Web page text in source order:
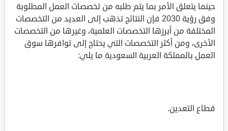
حينما يتعلق الأمر بما يتم طلبه من تخصصات العمل المطلوبة
وفق رؤية 2030 فإن النتائج تذهب إلى العديد من التخصصات
المختلفة من أبرزها التخصصات العلمية، وغيرها من التخصصات
الأخرى، ومن أكثر التخصصات التي يحتاج إلى توافرها سوق
العمل بالمملكة العربية السعودية ما يلي:
قطاع التعدين.